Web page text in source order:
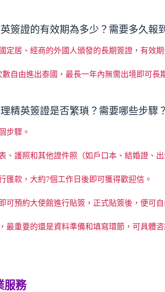
簽證的有效期為多少？需要多久報
定居、經商的外國人頒發的長期簽證，有效
自由進出泰國，最長一年內無需出境即可
精英簽證是否繁瑣？需要哪些步驟？
步驟。
、護照和其他證件照（如戶口本、結婚證、
匯款，大約7個工作日後即可獲得歡迎信。
可預約大使館進行貼簽，正式貼簽後，便可自
最重要的還是資料準備和填寫環節，可具體
服務